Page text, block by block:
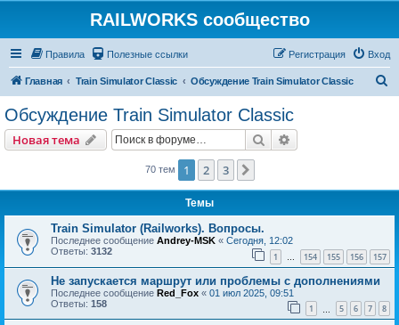
RAILWORKS сообщество
Правила Полезные ссылки Вход
Регистрация
Главная Train Simulator Classic Обсуждение Train Simulator Classic
Обсуждение Train Simulator Classic
Новая тема Поиск
70 тем 1 2 3
Темы
Train Simulator (Railworks). Вопросы.
Последнее сообщение Andrey-MSK « Сегодня, 12:02
Ответы: 3132 1 … 154 155 156 157
Не запускается маршрут или проблемы с дополнениями
Последнее сообщение Red_Fox « 01 июл 2025, 09:51
Ответы: 158 1 5 6 7 8